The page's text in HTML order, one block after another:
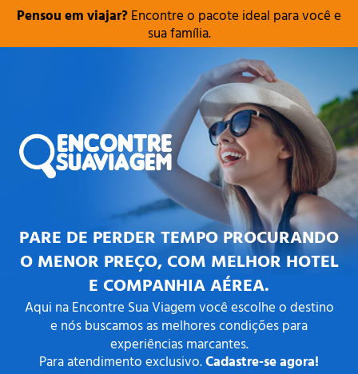
Pensou em viajar?Encontre o pacote ideal para você e
sua família.
PARE DE PERDER TEMPO PROCURANDO
O MENOR PREÇO, COM MELHOR HOTEL
E COMPANHIA AÉREA.
Aqui na Encontre Sua Viagem você escolhe o destino
e nós buscamos as melhores condições para
experiências marcantes.
Para atendimento exclusivo.Cadastre-se agora!